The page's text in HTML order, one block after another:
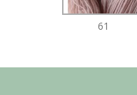
61